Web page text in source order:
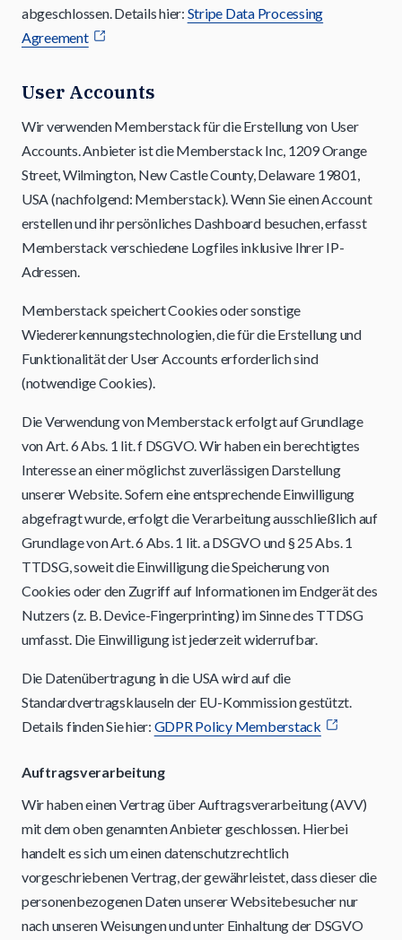
abgeschlossen. Details hier: Stripe Data Processing
Agreement
User Accounts
Wir verwenden Memberstack für die Erstellung von User
Accounts. Anbieter ist die Memberstack Inc, 1209 Orange
Street, Wilmington, New Castle County, Delaware 19801,
USA (nachfolgend: Memberstack). Wenn Sie einen Account
erstellen und ihr persönliches Dashboard besuchen, erfasst
Memberstack verschiedene Logfiles inklusive Ihrer IP-
Adressen.
Memberstack speichert Cookies oder sonstige
Wiedererkennungstechnologien, die für die Erstellung und
Funktionalität der User Accounts erforderlich sind
(notwendige Cookies).
Die Verwendung von Memberstack erfolgt auf Grundlage
von Art. 6 Abs. 1 lit. f DSGVO. Wir haben ein berechtigtes
Interesse an einer möglichst zuverlässigen Darstellung
unserer Website. Sofern eine entsprechende Einwilligung
abgefragt wurde, erfolgt die Verarbeitung ausschließlich auf
Grundlage von Art. 6 Abs. 1 lit. a DSGVO und § 25 Abs. 1
TTDSG, soweit die Einwilligung die Speicherung von
Cookies oder den Zugriff auf Informationen im Endgerät des
Nutzers (z. B. Device-Fingerprinting) im Sinne des TTDSG
umfasst. Die Einwilligung ist jederzeit widerrufbar.
Die Datenübertragung in die USA wird auf die
Standardvertragsklauseln der EU-Kommission gestützt.
Details finden Sie hier: GDPR Policy Memberstack
Auftragsverarbeitung
Wir haben einen Vertrag über Auftragsverarbeitung (AVV)
mit dem oben genannten Anbieter geschlossen. Hierbei
handelt es sich um einen datenschutzrechtlich
vorgeschriebenen Vertrag, der gewährleistet, dass dieser die
personenbezogenen Daten unserer Websitebesucher nur
nach unseren Weisungen und unter Einhaltung der DSGVO